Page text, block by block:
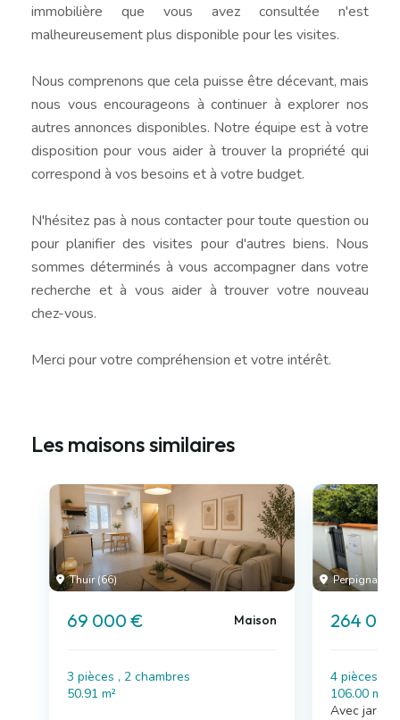
immobilière que vous avez consultée n'est
malheureusement plus disponible pour les visites.
Nous comprenons que cela puisse être décevant, mais
nous vous encourageons à continuer à explorer nos
autres annonces disponibles. Notre équipe est à votre
disposition pour vous aider à trouver la propriété qui
correspond à vos besoins et à votre budget.
N'hésitez pas à nous contacter pour toute question ou
pour planifier des visites pour d'autres biens. Nous
sommes déterminés à vous accompagner dans votre
recherche et à vous aider à trouver votre nouveau
chez-vous.
Merci pour votre compréhension et votre intérêt.
Les maisons similaires
Thuir (66)
69 000 € Maison
3 pièces , 2 chambres
50.91 m²
Perpignan
264
4 pièces , 3
106.00 m²
Avec